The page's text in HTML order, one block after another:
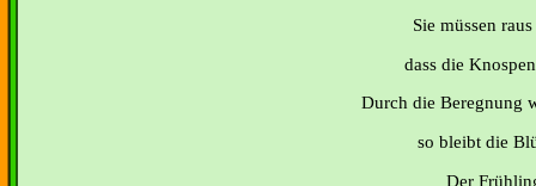
Sie müssen
dass die
Durch die Beregnung
so bleibt die
Der